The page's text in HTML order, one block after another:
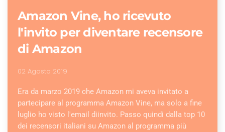
Amazon Vine, ho ricevuto
l'invito per diventare recensore
di Amazon
02 Agosto 2019
Era da marzo 2019 che Amazon mi aveva invitato a
partecipare al programma Amazon Vine, ma solo a fine
luglio ho visto l'email diinvito. Passo quindi dalla top 10
dei recensori italiani su Amazon al programma più